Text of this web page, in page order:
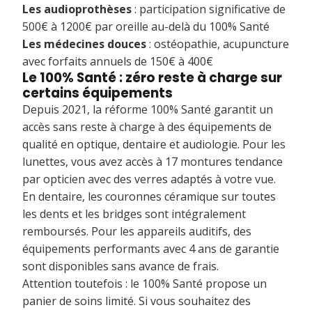
Les audioprothèses: participation significative de
500€ à 1200€ par oreille au-delà du 100% Santé
Les médecines douces: ostéopathie, acupuncture
avec forfaits annuels de 150€ à 400€
Le 100% Santé : zéro reste à charge sur
certains équipements
Depuis 2021, la réforme 100% Santé garantit un
accès sans reste à charge à des équipements de
qualité en optique, dentaire et audiologie. Pour les
lunettes, vous avez accès à 17 montures tendance
par opticien avec des verres adaptés à votre vue.
En dentaire, les couronnes céramique sur toutes
les dents et les bridges sont intégralement
remboursés. Pour les appareils auditifs, des
équipements performants avec 4 ans de garantie
sont disponibles sans avance de frais.
Attention toutefois : le 100% Santé propose un
panier de soins limité. Si vous souhaitez des